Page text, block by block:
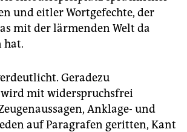
und eitler Wortgefechte, der
mit der lärmenden Welt da
hat.
Geradezu
mit widerspruchsfrei
Anklage- und
auf Paragrafen geritten, Kant